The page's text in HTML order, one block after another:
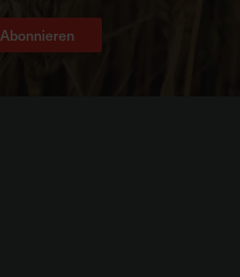
Abonnieren